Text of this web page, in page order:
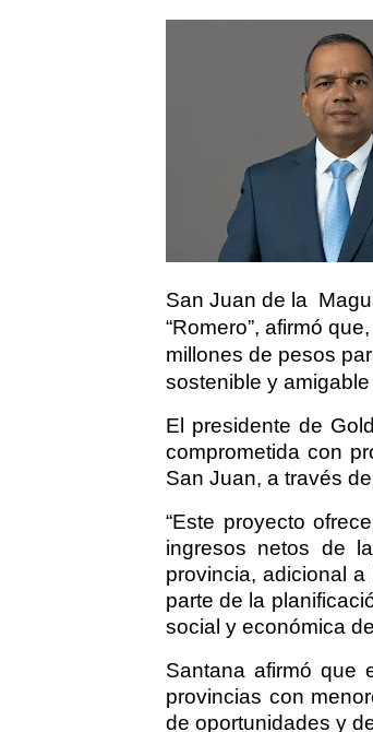
San Juan de la
“Romero”, afirmó
millones de pesos
sostenible y
El presidente de
comprometida con
San Juan, a través
“Este proyecto
ingresos netos de
provincia, adicional
parte de la
social y económica
Santana afirmó que
provincias con
de oportunidades y